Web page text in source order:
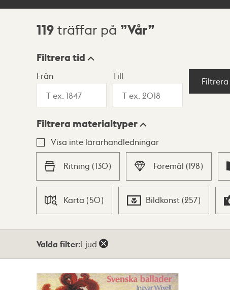
Sökresultat
119 träffar på Vår
Visningsläge
Lista Karta
Filtrera tid
Från Till
Filtrera materialtyper
Visa inte lärarhandledningar
Ritning (130) Föremål (198)
Karta (50) Bildkonst (257)
träffarValda filter:Ljud